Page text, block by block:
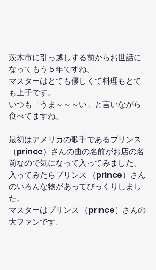
茨木市に引っ越しする前からお世話に
なってもう５年ですね。
マスターはとても優しくて料理もとて
も上手です。
いつも「うま～～～い」と言いながら
食べてますね。
最初はアメリカの歌手であるプリンス
（prince）さんの曲の名前がお店の名
前なので気になって入ってみました。
入ってみたらプリンス （prince）さん
のいろんな物があってびっくりしまし
た。
マスターはプリンス （prince）さんの
大ファンです。